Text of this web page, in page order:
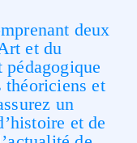
deux
et du
théoriciens et
un
et de